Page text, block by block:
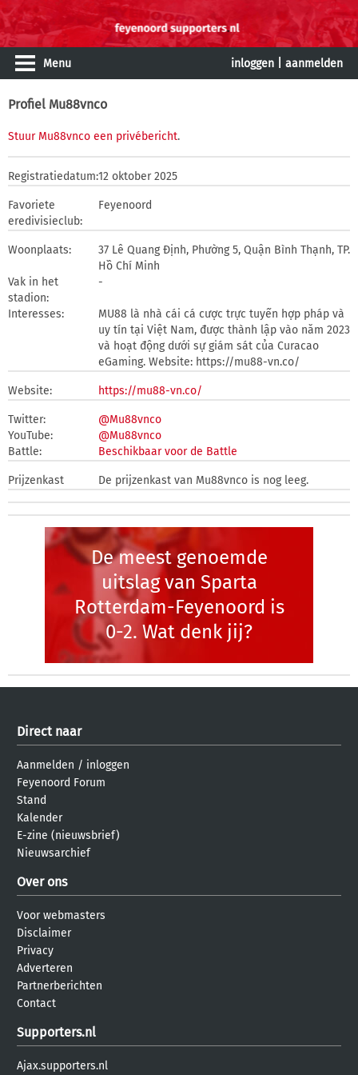
Menu inloggen aanmelden
Profiel Mu88vnco
Stuur Mu88vnco een privébericht.
Registratiedatum:12 oktober 2025
Favoriete
eredivisieclub:
Feyenoord
Woonplaats:
37 Lê Quang Định, Phường 5, Quận Bình Thạnh, TP.
Hồ Chí Minh
Vak in het
stadion:
-
Interesses:
MU88 là nhà cái cá cược trực tuyến hợp pháp và
uy tín tại Việt Nam, được thành lập vào năm 2023
và hoạt động dưới sự giám sát của Curacao
eGaming. Website: https://mu88-vn.co/
Website: https://mu88-vn.co/
Twitter:
@Mu88vnco
YouTube:
@Mu88vnco
Battle:
Beschikbaar voor de Battle
Prijzenkast De prijzenkast van Mu88vnco is nog leeg.
De meest genoemde
uitslag van Sparta
Rotterdam-Feyenoord is
0-2. Wat denk jij?
Direct naar
Aanmelden / inloggen
Feyenoord Forum
Stand
Kalender
E-zine (nieuwsbrief)
Nieuwsarchief
Over ons
Voor webmasters
Disclaimer
Privacy
Adverteren
Partnerberichten
Contact
Supporters.nl
Ajax.supporters.nl